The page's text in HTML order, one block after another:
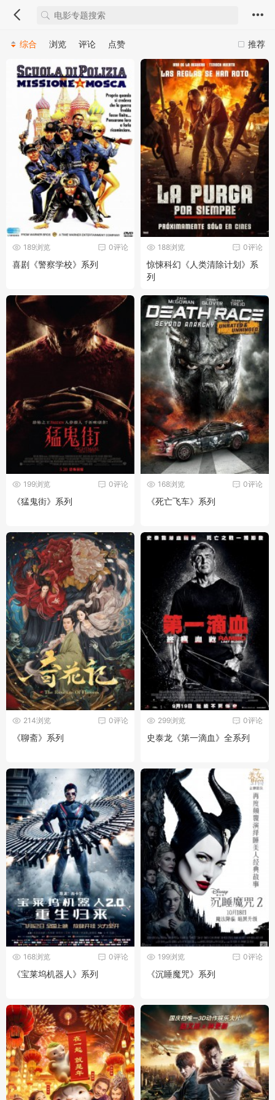
推荐
综合 浏览 评论 点赞
0评论
189浏览
喜剧《警察学校》系列
0评论
188浏览
惊悚科幻《人类清除计划》系
列
0评论
199浏览
《猛鬼街》系列
0评论
168浏览
《死亡飞车》系列
0评论
214浏览
《聊斋》系列
0评论
299浏览
史泰龙《第一滴血》全系列
0评论
168浏览
《宝莱坞机器人》系列
0评论
199浏览
《沉睡魔咒》系列